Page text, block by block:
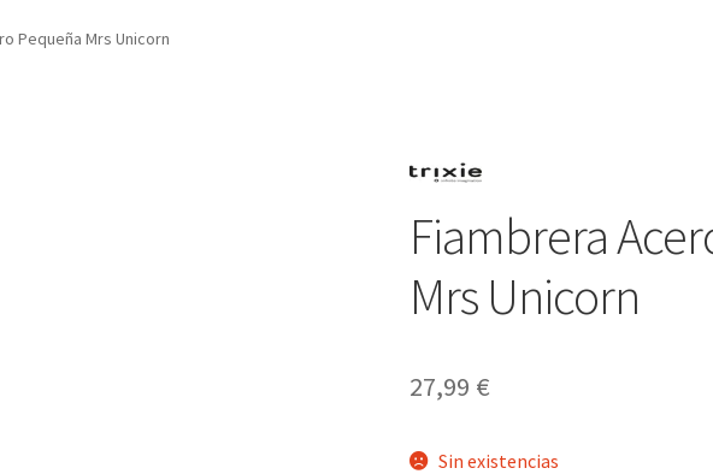
Pequeña Mrs Unicorn
Fiambrera
Mrs Unicorn
27,99 €
Sin existencias